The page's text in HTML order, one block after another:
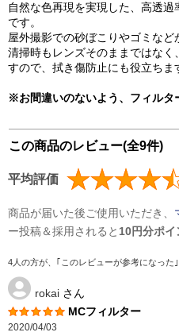
自然な色再現を実現した、高透
です。
屋外撮影での砂ぼこりやゴミなど
清掃時もレンズそのままではなく
すので、拭き傷防止にも役立ちま
※お間違いのないよう、フィルタ
この商品のレビュー(全9件)
平均評価
商品が届いた後ご使用いただき、
ー投稿＆採用されると 10円分ポイ
4人の方が、｢このレビューが参考になった｣
rokai さん
MCフィルター
2020/04/03